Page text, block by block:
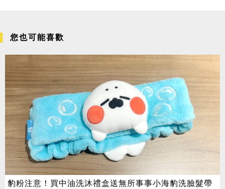
您也可能喜歡
豹粉注意！買中油洗沐禮盒送無所事事小海豹洗臉髮帶